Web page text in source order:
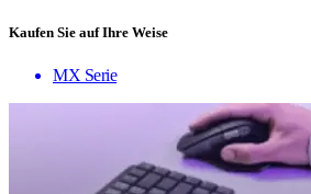
Kaufen Sie auf Ihre Weise
MX Serie